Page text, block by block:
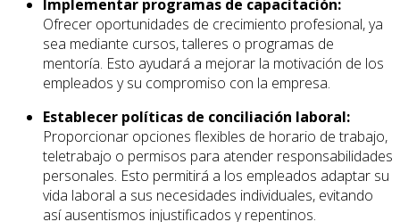
Implementar programas de capacitación:
Ofrecer oportunidades de crecimiento profesional, ya
sea mediante cursos, talleres o programas de
mentoría. Esto ayudará a mejorar la motivación de los
empleados y su compromiso con la empresa.
Establecer políticas de conciliación laboral:
Proporcionar opciones flexibles de horario de trabajo,
teletrabajo o permisos para atender responsabilidades
personales. Esto permitirá a los empleados adaptar su
vida laboral a sus necesidades individuales, evitando
así ausentismos injustificados y repentinos.